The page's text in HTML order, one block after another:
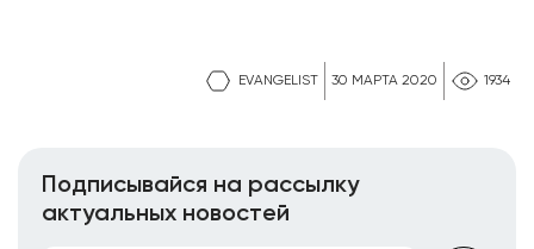
EVANGELIST 30 МАРТА 2020 1934
Подписывайся на рассылку
актуальных новостей